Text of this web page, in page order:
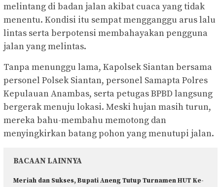
melintang di badan jalan akibat cuaca yang tidak
menentu. Kondisi itu sempat mengganggu arus lalu
lintas serta berpotensi membahayakan pengguna
jalan yang melintas.
Tanpa menunggu lama, Kapolsek Siantan bersama
personel Polsek Siantan, personel Samapta Polres
Kepulauan Anambas, serta petugas BPBD langsung
bergerak menuju lokasi. Meski hujan masih turun,
mereka bahu-membahu memotong dan
menyingkirkan batang pohon yang menutupi jalan.
BACAAN LAINNYA
Meriah dan Sukses, Bupati Aneng Tutup Turnamen HUT Ke-